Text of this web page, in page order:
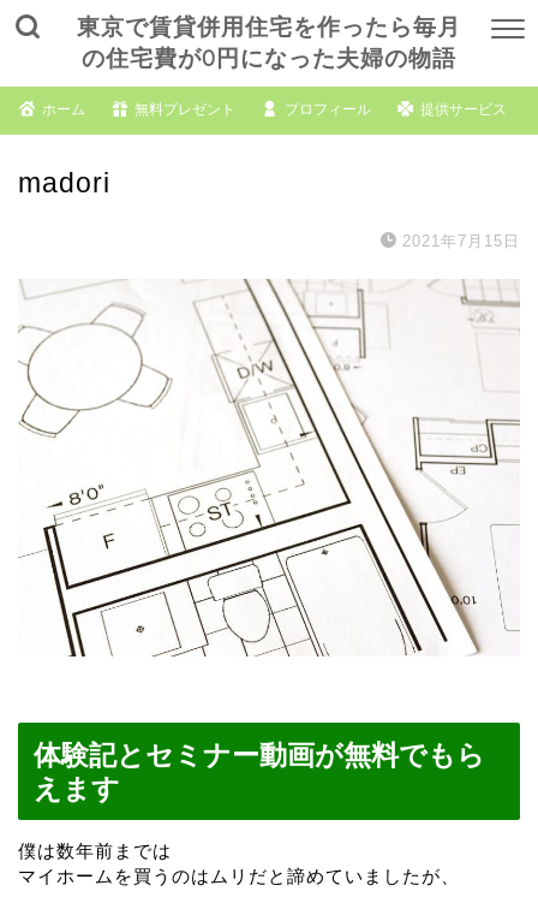
東京で賃貸併用住宅を作ったら毎月
の住宅費が0円になった夫婦の物語
ホーム 無料プレゼント プロフィール 提供サービス
madori
2021年7月15日
体験記とセミナー動画が無料でもら
えます
僕は数年前までは
マイホームを買うのはムリだと諦めていましたが、